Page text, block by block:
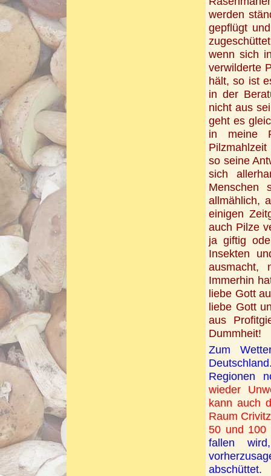
werden
gepflügt
wenn sich
verwilderte
hält, so ist
in der
nicht aus
geht es
in meine
so seine
sich
Menschen
allmählich,
einigen
auch Pilze
ja giftig
Insekten
ausmacht,
Immerhin
liebe Gott
liebe Gott
aus
Dummheit!
Zum
Regionen
wieder
kann auch
Raum
50 und 100
fallen
abschüttet.